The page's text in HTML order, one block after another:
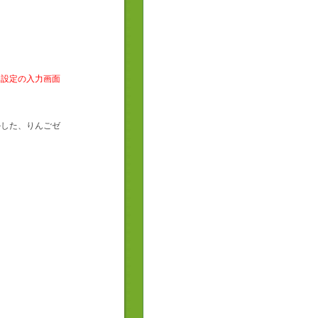
定の入力画面
た、りんごゼ